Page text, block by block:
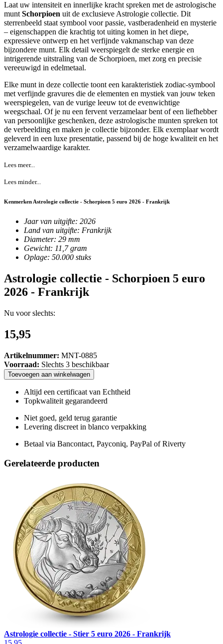
Laat uw intensiteit en innerlijke kracht spreken met de astrologische
muntSchorpioen uit de exclusieve Astrologie collectie. Dit
sterrenbeeld staat symbool voor passie, vastberadenheid en mysterie
– eigenschappen die krachtig tot uiting komen in het diepe,
expressieve ontwerp en het verfijnde vakmanschap van deze
bijzondere munt. Elk detail weerspiegelt de sterke energie en
intrigerende uitstraling van de Schorpioen, met zorg en precisie
vereeuwigd in edelmetaal.
Elke munt in deze collectie toont een karakteristiek zodiac-symbool
met verfijnde gravures die de elementen en mystiek van jouw teken
weerspiegelen, van de vurige leeuw tot de evenwichtige
weegschaal. Of je nu een fervent verzamelaar bent of een liefhebber
van persoonlijke geschenken, deze astrologische munten spreken tot
de verbeelding en maken je collectie bijzonder. Elk exemplaar wordt
geleverd in een luxe presentatie, passend bij de hoge kwaliteit en het
verzamelwaardige karakter.
Lees meer...
Lees minder...
Kenmerken Astrologie collectie - Schorpioen 5 euro 2026 - Frankrijk
Jaar van uitgifte: 2026
Land van uitgifte: Frankrijk
Diameter: 29 mm
Gewicht: 11,7 gram
Oplage: 50.000 stuks
Astrologie collectie - Schorpioen 5 euro
2026 - Frankrijk
Nu voor slechts:
15,95
Artikelnummer: MNT-0885
Voorraad: Slechts 3 beschikbaar
Toevoegen aan winkelwagen
Altijd een certificaat van Echtheid
Topkwaliteit gegarandeerd
Niet goed, geld terug garantie
Levering discreet in blanco verpakking
Betaal via Bancontact, Payconiq, PayPal of Riverty
Gerelateerde producten
Astrologie collectie - Stier 5 euro 2026 - Frankrijk